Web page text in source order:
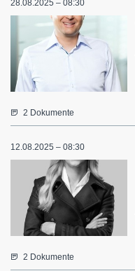
28.08.2025 – 08:30
2 Dokumente
12.08.2025 – 08:30
2 Dokumente